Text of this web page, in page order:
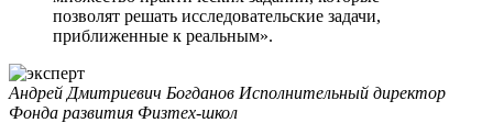
позволят решать исследовательские задачи,
приближенные к реальным».
Андрей Дмитриевич Богданов Исполнительный директор
Фонда развития Физтех-школ